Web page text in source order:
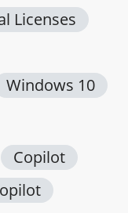
Copilot
Licenses
Windows 10